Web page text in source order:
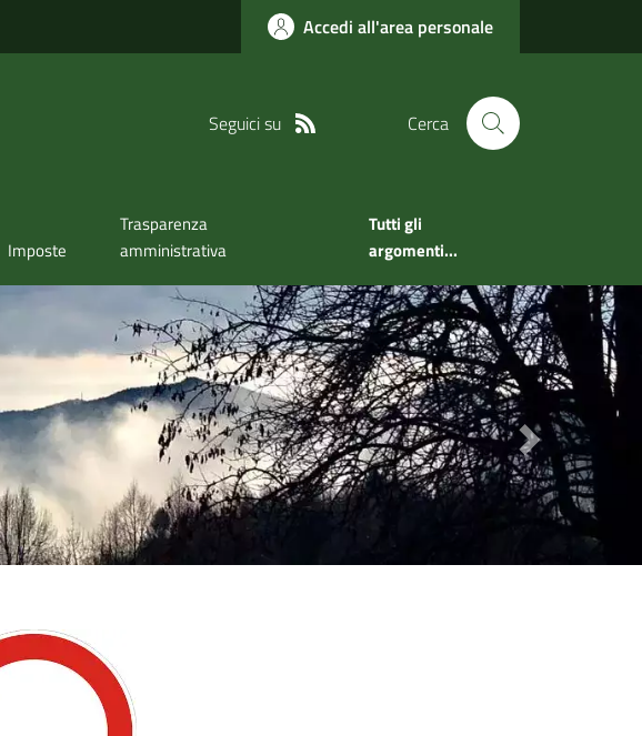
Accedi all'area personale
Seguici su Cerca
Imposte
Trasparenza
amministrativa
Tutti gli
argomenti...
Next